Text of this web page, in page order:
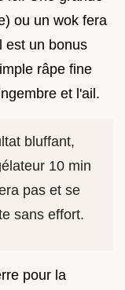
ou un wok fera
est un bonus
râpe fine
et l'ail.
bluffant,
10 min
pas et se
sans effort.
pour la